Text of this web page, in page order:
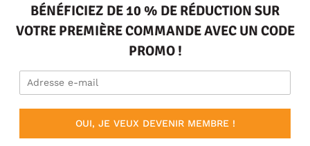
BÉNÉFICIEZ DE 10 % DE RÉDUCTION SUR
VOTRE PREMIÈRE COMMANDE AVEC UN CODE
PROMO !
OUI, JE VEUX DEVENIR MEMBRE !